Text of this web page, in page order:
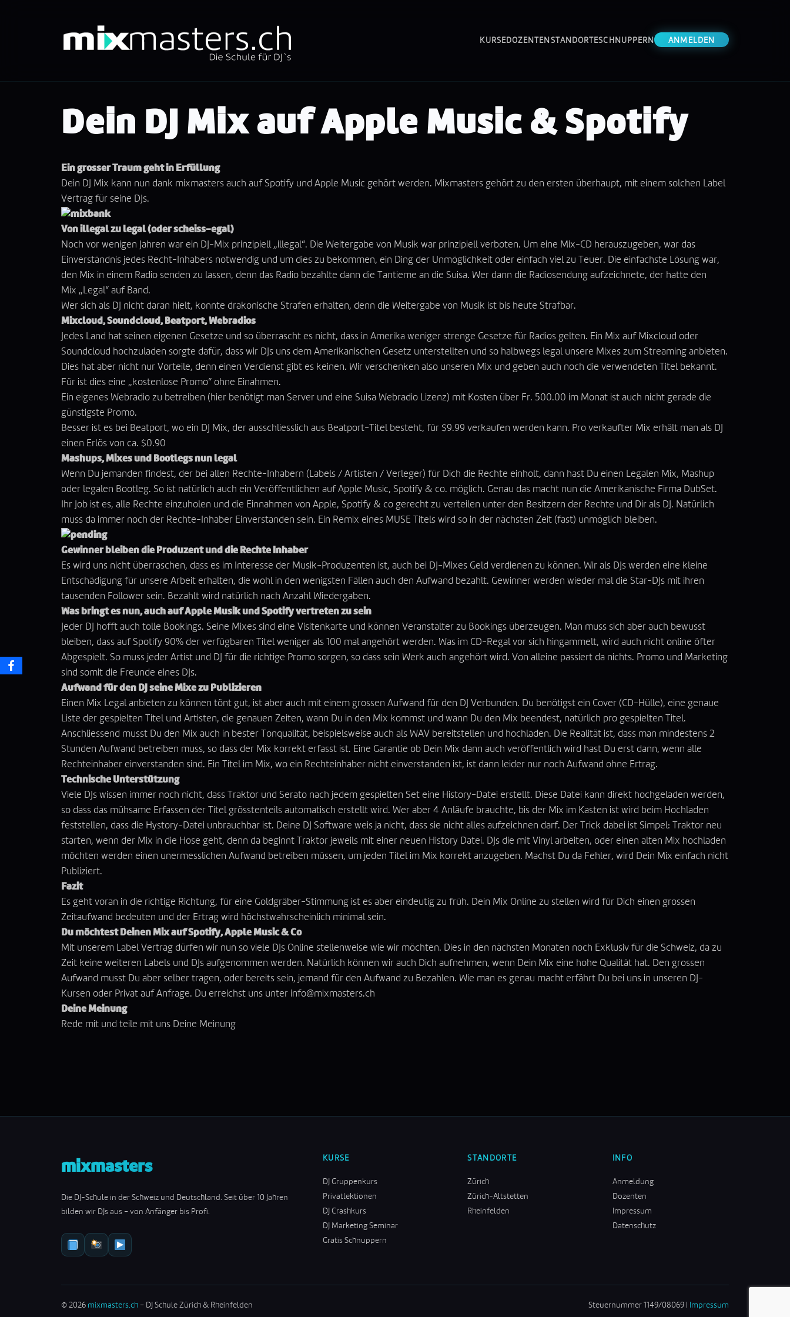
KURSEDOZENTEN STANDORTESCHNUPPERN ANMELDEN
Dein DJ Mix auf Apple Music & Spotify
Ein grosser Traum geht in Erfüllung
Dein DJ Mix kann nun dank mixmasters auch auf Spotify und Apple Music gehört werden. Mixmasters gehört zu den ersten überhaupt, mit einem solchen Label
Vertrag für seine DJs.
Von illegal zu legal (oder scheiss-egal)
Noch vor wenigen Jahren war ein DJ-Mix prinzipiell „illegal“. Die Weitergabe von Musik war prinzipiell verboten. Um eine Mix-CD herauszugeben, war das
Einverständnis jedes Recht-Inhabers notwendig und um dies zu bekommen, ein Ding der Unmöglichkeit oder einfach viel zu Teuer. Die einfachste Lösung war,
den Mix in einem Radio senden zu lassen, denn das Radio bezahlte dann die Tantieme an die Suisa. Wer dann die Radiosendung aufzeichnete, der hatte den
Mix „Legal“ auf Band.
Wer sich als DJ nicht daran hielt, konnte drakonische Strafen erhalten, denn die Weitergabe von Musik ist bis heute Strafbar.
Mixcloud, Soundcloud, Beatport, Webradios
Jedes Land hat seinen eigenen Gesetze und so überrascht es nicht, dass in Amerika weniger strenge Gesetze für Radios gelten. Ein Mix auf Mixcloud oder
Soundcloud hochzuladen sorgte dafür, dass wir DJs uns dem Amerikanischen Gesetz unterstellten und so halbwegs legal unsere Mixes zum Streaming anbieten.
Dies hat aber nicht nur Vorteile, denn einen Verdienst gibt es keinen. Wir verschenken also unseren Mix und geben auch noch die verwendeten Titel bekannt.
Für ist dies eine „kostenlose Promo“ ohne Einahmen.
Ein eigenes Webradio zu betreiben (hier benötigt man Server und eine Suisa Webradio Lizenz) mit Kosten über Fr. 500.00 im Monat ist auch nicht gerade die
günstigste Promo.
Besser ist es bei Beatport, wo ein DJ Mix, der ausschliesslich aus Beatport-Titel besteht, für $9.99 verkaufen werden kann. Pro verkaufter Mix erhält man als DJ
einen Erlös von ca. $0.90
Mashups, Mixes und Bootlegs nun legal
Wenn Du jemanden findest, der bei allen Rechte-Inhabern (Labels / Artisten / Verleger) für Dich die Rechte einholt, dann hast Du einen Legalen Mix, Mashup
oder legalen Bootleg. So ist natürlich auch ein Veröffentlichen auf Apple Music, Spotify & co. möglich. Genau das macht nun die Amerikanische Firma DubSet.
Ihr Job ist es, alle Rechte einzuholen und die Einnahmen von Apple, Spotify & co gerecht zu verteilen unter den Besitzern der Rechte und Dir als DJ. Natürlich
muss da immer noch der Rechte-Inhaber Einverstanden sein. Ein Remix eines MUSE Titels wird so in der nächsten Zeit (fast) unmöglich bleiben.
Gewinner bleiben die Produzent und die Rechte Inhaber
Es wird uns nicht überraschen, dass es im Interesse der Musik-Produzenten ist, auch bei DJ-Mixes Geld verdienen zu können. Wir als DJs werden eine kleine
Entschädigung für unsere Arbeit erhalten, die wohl in den wenigsten Fällen auch den Aufwand bezahlt. Gewinner werden wieder mal die Star-DJs mit ihren
tausenden Follower sein. Bezahlt wird natürlich nach Anzahl Wiedergaben.
Was bringt es nun, auch auf Apple Musik und Spotify vertreten zu sein
Jeder DJ hofft auch tolle Bookings. Seine Mixes sind eine Visitenkarte und können Veranstalter zu Bookings überzeugen. Man muss sich aber auch bewusst
bleiben, dass auf Spotify 90% der verfügbaren Titel weniger als 100 mal angehört werden. Was im CD-Regal vor sich hingammelt, wird auch nicht online öfter
Abgespielt. So muss jeder Artist und DJ für die richtige Promo sorgen, so dass sein Werk auch angehört wird. Von alleine passiert da nichts. Promo und Marketing
sind somit die Freunde eines DJs.
Aufwand für den DJ seine Mixe zu Publizieren
Einen Mix Legal anbieten zu können tönt gut, ist aber auch mit einem grossen Aufwand für den DJ Verbunden. Du benötigst ein Cover (CD-Hülle), eine genaue
Liste der gespielten Titel und Artisten, die genauen Zeiten, wann Du in den Mix kommst und wann Du den Mix beendest, natürlich pro gespielten Titel.
Anschliessend musst Du den Mix auch in bester Tonqualität, beispielsweise auch als WAV bereitstellen und hochladen. Die Realität ist, dass man mindestens 2
Stunden Aufwand betreiben muss, so dass der Mix korrekt erfasst ist. Eine Garantie ob Dein Mix dann auch veröffentlich wird hast Du erst dann, wenn alle
Rechteinhaber einverstanden sind. Ein Titel im Mix, wo ein Rechteinhaber nicht einverstanden ist, ist dann leider nur noch Aufwand ohne Ertrag.
Technische Unterstützung
Viele DJs wissen immer noch nicht, dass Traktor und Serato nach jedem gespielten Set eine History-Datei erstellt. Diese Datei kann direkt hochgeladen werden,
so dass das mühsame Erfassen der Titel grösstenteils automatisch erstellt wird. Wer aber 4 Anläufe brauchte, bis der Mix im Kasten ist wird beim Hochladen
feststellen, dass die Hystory-Datei unbrauchbar ist. Deine DJ Software weis ja nicht, dass sie nicht alles aufzeichnen darf. Der Trick dabei ist Simpel: Traktor neu
starten, wenn der Mix in die Hose geht, denn da beginnt Traktor jeweils mit einer neuen History Datei. DJs die mit Vinyl arbeiten, oder einen alten Mix hochladen
möchten werden einen unermesslichen Aufwand betreiben müssen, um jeden Titel im Mix korrekt anzugeben. Machst Du da Fehler, wird Dein Mix einfach nicht
Publiziert.
Fazit
Es geht voran in die richtige Richtung, für eine Goldgräber-Stimmung ist es aber eindeutig zu früh. Dein Mix Online zu stellen wird für Dich einen grossen
Zeitaufwand bedeuten und der Ertrag wird höchstwahrscheinlich minimal sein.
Du möchtest Deinen Mix auf Spotify, Apple Music & Co
Mit unserem Label Vertrag dürfen wir nun so viele DJs Online stellenweise wie wir möchten. Dies in den nächsten Monaten noch Exklusiv für die Schweiz, da zu
Zeit keine weiteren Labels und DJs aufgenommen werden. Natürlich können wir auch Dich aufnehmen, wenn Dein Mix eine hohe Qualität hat. Den grossen
Aufwand musst Du aber selber tragen, oder bereits sein, jemand für den Aufwand zu Bezahlen. Wie man es genau macht erfährt Du bei uns in unseren DJ-
Kursen oder Privat auf Anfrage. Du erreichst uns unter info@mixmasters.ch
Deine Meinung
Rede mit und teile mit uns Deine Meinung
mixmasters
Die DJ-Schule in der Schweiz und Deutschland. Seit über 10 Jahren
bilden wir DJs aus – von Anfänger bis Profi.
KURSE
DJ Gruppenkurs
Privatlektionen
DJ Crashkurs
DJ Marketing Seminar
Gratis Schnuppern
STANDORTE
Zürich
Zürich-Altstetten
Rheinfelden
INFO
Anmeldung
Dozenten
Impressum
Datenschutz
© 2026 mixmasters.ch – DJ Schule Zürich & Rheinfelden Steuernummer 1149/08069 | Impressum